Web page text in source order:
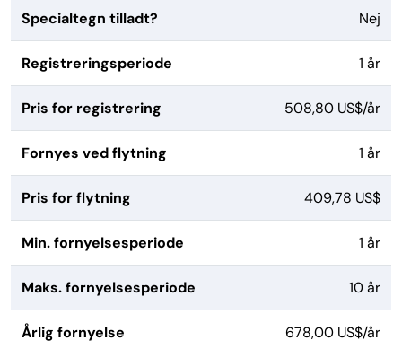
Specialtegn tilladt? Nej
Registreringsperiode 1 år
Pris for registrering 508,80 US$/år
Fornyes ved flytning 1 år
Pris for flytning 409,78 US$
Min. fornyelsesperiode 1 år
Maks. fornyelsesperiode 10 år
Årlig fornyelse 678,00 US$/år